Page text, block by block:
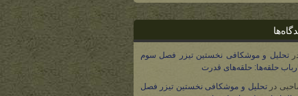
تحلیل و موشکافی نخستین تیزر فصل سوم
حلقه‌ها: حلقه‌های قدرت
درتحلیل و موشکافی نخستین تیزر فصل